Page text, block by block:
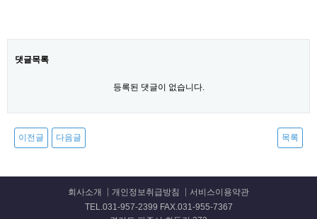
댓글목록
등록된 댓글이 없습니다.
이전글 다음글 목록
회사소개 개인정보취급방침
서비스이용약관
TEL.031-957-2399 FAX.031-955-7367